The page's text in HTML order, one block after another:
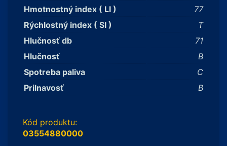
Hmotnostný index ( LI )
77
Rýchlostný index ( SI )
T
Hlučnosť db
71
Hlučnosť
B
Spotreba paliva
C
Prilnavosť
B
Kód produktu:
03554880000